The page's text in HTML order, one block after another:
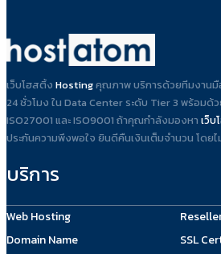
เว็บโฮสติ้ง Hostingคุณภาพ บริการด้วยทีมงาน
24 ชั่วโมง ใน Data Center ระดับ Tier 3 พร้อมด้
ISO27001 และ ISO9001 ถ้าคุณกำลังมองหา เว็
ประกันความพึงพอใจ ยินดีคืนเงินเต็มจำนวน โดย
บริการ
Web Hosting
Domain Name
SSL